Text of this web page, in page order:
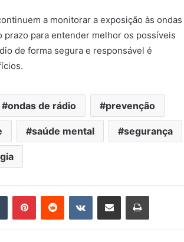
a monitorar a exposição às ondas
para entender melhor os possíveis
de forma segura e responsável é
ondas de rádio prevenção
saúde mental segurança